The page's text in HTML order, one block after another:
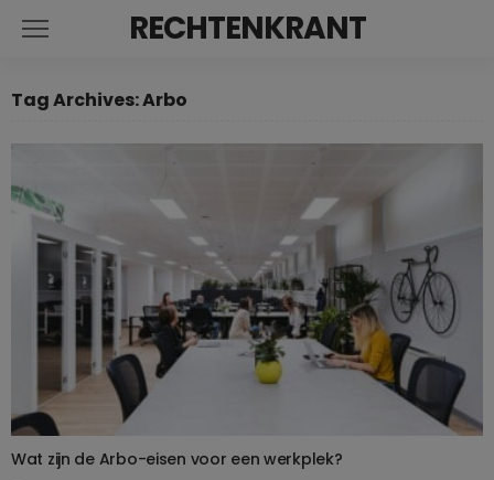
RECHTENKRANT
Tag Archives: Arbo
Wat zijn de Arbo-eisen voor een werkplek?